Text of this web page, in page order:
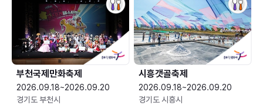
부천국제만화축제
2026.09.18~2026.09.20
경기도 부천시
시흥갯골축제
2026.09.18~2026.09.20
경기도 시흥시